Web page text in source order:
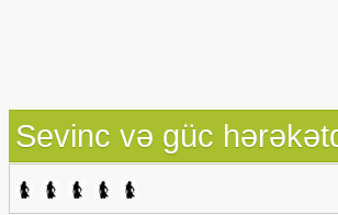
Sevinc və güc